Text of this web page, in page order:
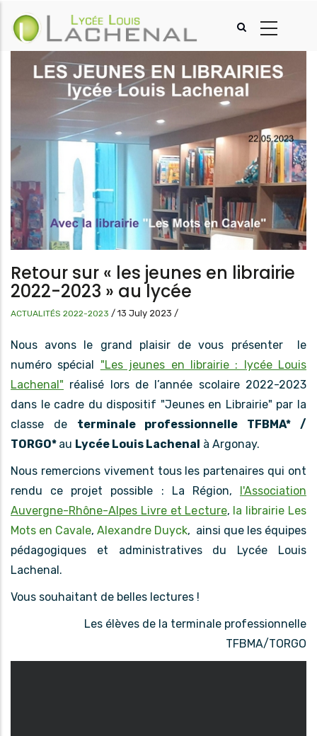
contenu
Retour sur « les jeunes en librairie
2022-2023 » au lycée
ACTUALITÉS 2022-2023 / 13 July 2023 /
Nous avons le grand plaisir de vous présenter le
numéro spécial "Les jeunes en librairie : lycée Louis
Lachenal" réalisé lors de l’année scolaire 2022-2023
dans le cadre du dispositif "Jeunes en Librairie" par la
classe de terminale professionnelle TFBMA* /
TORGO* au Lycée Louis Lachenal à Argonay.
Nous remercions vivement tous les partenaires qui ont
rendu ce projet possible : La Région,
l'Association
Auvergne-Rhône-Alpes Livre et Lecture, la librairie Les
Mots en Cavale, Alexandre Duyck, ainsi que les équipes
pédagogiques et administratives du Lycée Louis
Lachenal.
Vous souhaitant de belles lectures !
Les élèves de la terminale professionnelle
TFBMA/TORGO